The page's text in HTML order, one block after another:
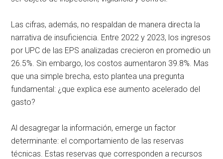
Las cifras, además, no respaldan de manera directa la
narrativa de insuficiencia. Entre 2022 y 2023, los ingresos
por UPC de las EPS analizadas crecieron en promedio un
26.5%. Sin embargo, los costos aumentaron 39.8%. Mas
que una simple brecha, esto plantea una pregunta
fundamental: ¿que explica ese aumento acelerado del
gasto?
Al desagregar la información, emerge un factor
determinante: el comportamiento de las reservas
técnicas. Estas reservas que corresponden a recursos